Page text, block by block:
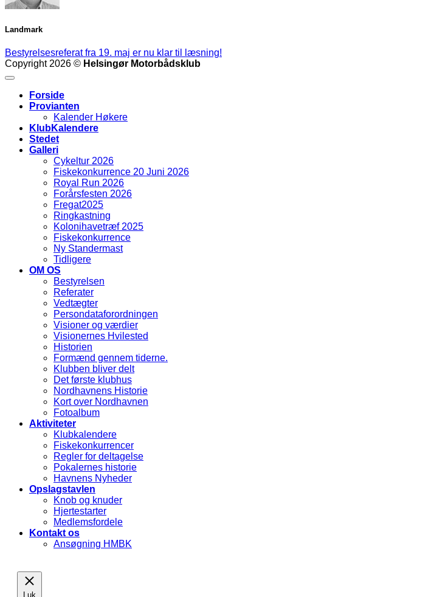
Landmark
Bestyrelsesreferat fra 19. maj er nu klar til læsning!
Copyright 2026 © Helsingør Motorbådsklub
Forside
Provianten
Kalender Høkere
KlubKalendere
Stedet
Galleri
Cykeltur 2026
Fiskekonkurrence 20 Juni 2026
Royal Run 2026
Forårsfesten 2026
Fregat2025
Ringkastning
Kolonihavetræf 2025
Fiskekonkurrence
Ny Standermast
Tidligere
OM OS
Bestyrelsen
Referater
Vedtægter
Persondataforordningen
Visioner og værdier
Visionernes Hvilested
Historien
Formænd gennem tiderne.
Klubben bliver delt
Det første klubhus
Nordhavnens Historie
Kort over Nordhavnen
Fotoalbum
Aktiviteter
Klubkalendere
Fiskekonkurrencer
Regler for deltagelse
Pokalernes historie
Havnens Nyheder
Opslagstavlen
Knob og knuder
Hjertestarter
Medlemsfordele
Kontakt os
Ansøgning HMBK
Luk